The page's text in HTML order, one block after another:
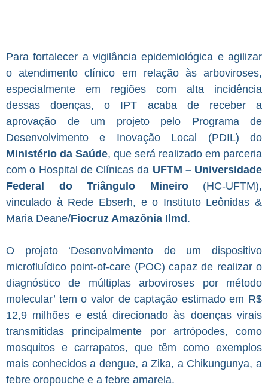
Para fortalecer a vigilância epidemiológica e agilizar
o atendimento clínico em relação às arboviroses,
especialmente em regiões com alta incidência
dessas doenças, o IPT acaba de receber a
aprovação de um projeto pelo Programa de
Desenvolvimento e Inovação Local (PDIL) do
Ministério da Saúde, que será realizado em parceria
com o Hospital de Clínicas da UFTM – Universidade
Federal do Triângulo Mineiro(HC-UFTM),
vinculado à Rede Ebserh, e o Instituto Leônidas &
Maria Deane/Fiocruz Amazônia Ilmd .
O projeto ‘Desenvolvimento de um dispositivo
microfluídico point-of-care (POC) capaz de realizar o
diagnóstico de múltiplas arboviroses por método
molecular’ tem o valor de captação estimado em R$
12,9 milhões e está direcionado às doenças virais
transmitidas principalmente por artrópodes, como
mosquitos e carrapatos, que têm como exemplos
mais conhecidos a dengue, a Zika, a Chikungunya, a
febre oropouche e a febre amarela.